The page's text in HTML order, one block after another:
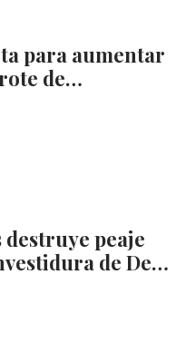
para aumentar
de…
peaje
de De…